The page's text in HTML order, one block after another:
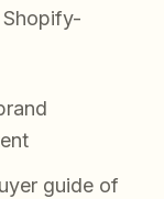
Shopify-
guide of